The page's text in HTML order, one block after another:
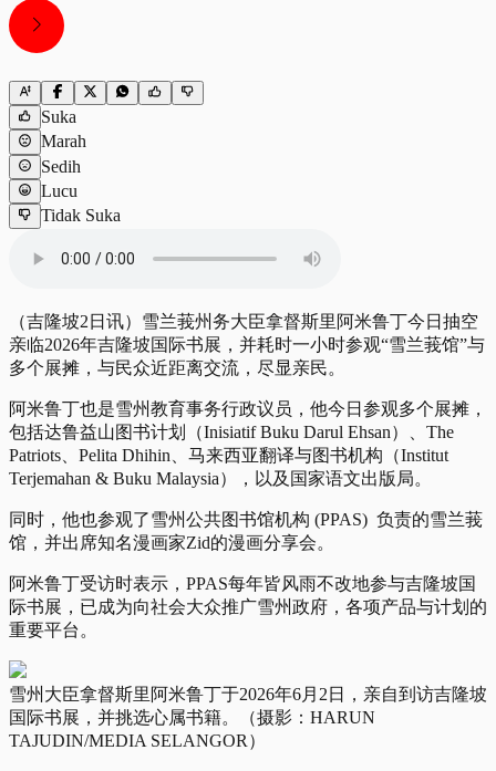
Suka
Marah
Sedih
Lucu
Tidak Suka
（吉隆坡2日讯）雪兰莪州务大臣拿督斯里阿米鲁丁今日抽空
亲临2026年吉隆坡国际书展，并耗时一小时参观“雪兰莪馆”与
多个展摊，与民众近距离交流，尽显亲民。
阿米鲁丁也是雪州教育事务行政议员，他今日参观多个展摊，
包括达鲁益山图书计划（Inisiatif Buku Darul Ehsan）、The
Patriots、Pelita Dhihin、马来西亚翻译与图书机构（Institut
Terjemahan & Buku Malaysia），以及国家语文出版局。
同时，他也参观了雪州公共图书馆机构 (PPAS) 负责的雪兰莪
馆，并出席知名漫画家Zid的漫画分享会。
阿米鲁丁受访时表示，PPAS每年皆风雨不改地参与吉隆坡国
际书展，已成为向社会大众推广雪州政府，各项产品与计划的
重要平台。
雪州大臣拿督斯里阿米鲁丁于2026年6月2日，亲自到访吉隆坡
国际书展，并挑选心属书籍。（摄影：HARUN
TAJUDIN/MEDIA SELANGOR）